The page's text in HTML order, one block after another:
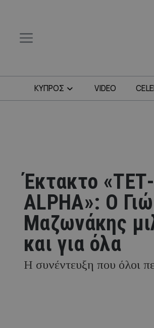
ΚΥΠΡΟΣ VIDEO
Έκτακτο
ALPHA»: Ο
Μαζωνάκης
και για όλα
Η συνέντευξη που όλοι